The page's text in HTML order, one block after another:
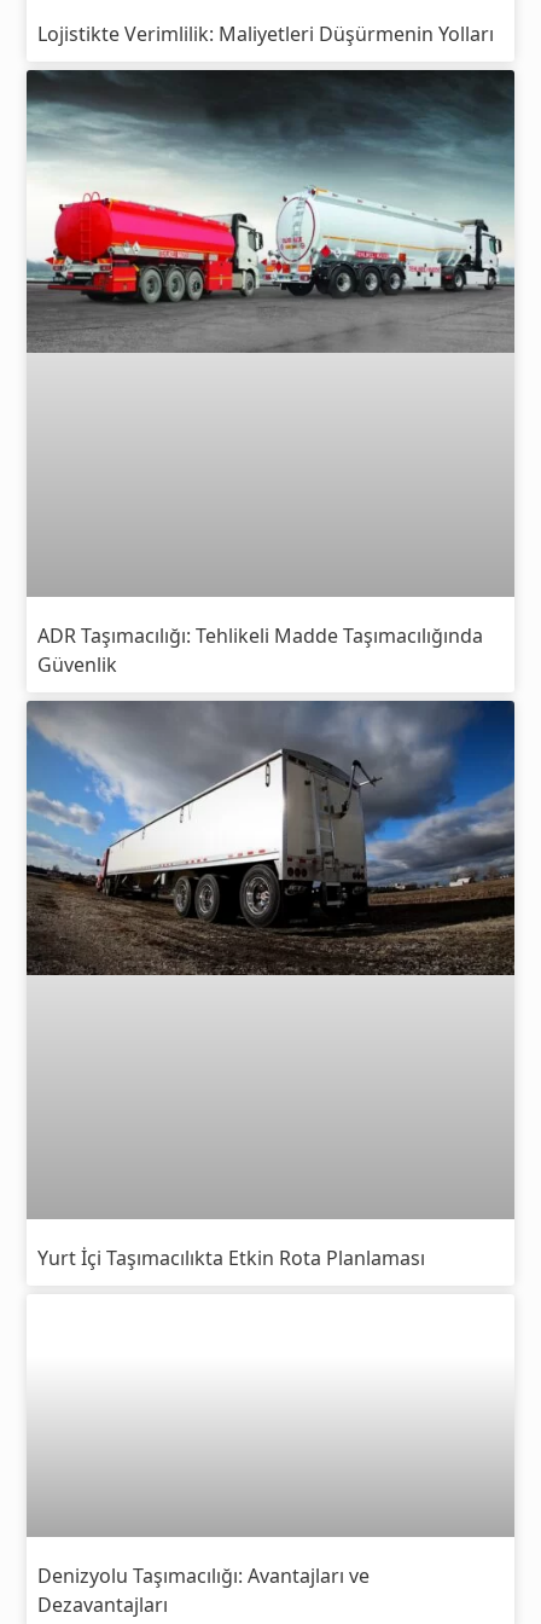
Lojistikte Verimlilik: Maliyetleri Düşürmenin Yolları
ADR Taşımacılığı: Tehlikeli Madde Taşımacılığında
Güvenlik
Yurt İçi Taşımacılıkta Etkin Rota Planlaması
Denizyolu Taşımacılığı: Avantajları ve
Dezavantajları